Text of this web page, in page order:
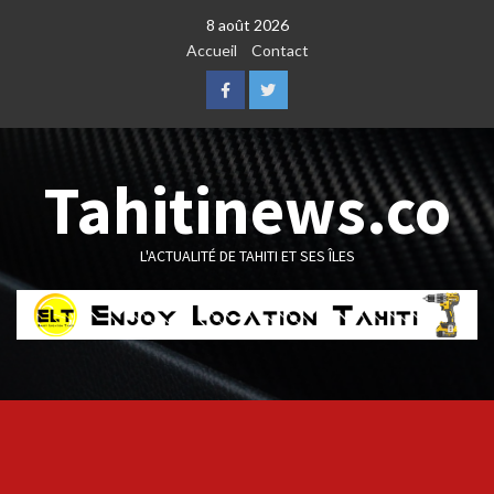
8 août 2026
Accueil
Contact
FacebookTwitter
Tahitinews.co
L'ACTUALITÉ DE TAHITI ET SES ÎLES